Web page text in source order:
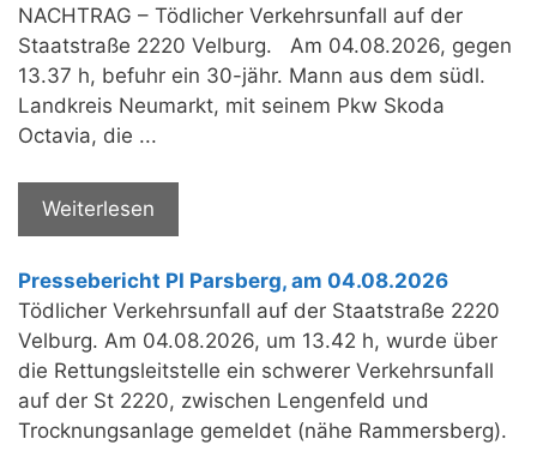
NACHTRAG – Tödlicher Verkehrsunfall auf der
Staatstraße 2220 Velburg. Am 04.08.2026, gegen
13.37 h, befuhr ein 30-jähr. Mann aus dem südl.
Landkreis Neumarkt, mit seinem Pkw Skoda
Octavia, die ...
Weiterlesen
Pressebericht PI Parsberg, am 04.08.2026
Tödlicher Verkehrsunfall auf der Staatstraße 2220
Velburg. Am 04.08.2026, um 13.42 h, wurde über
die Rettungsleitstelle ein schwerer Verkehrsunfall
auf der St 2220, zwischen Lengenfeld und
Trocknungsanlage gemeldet (nähe Rammersberg).